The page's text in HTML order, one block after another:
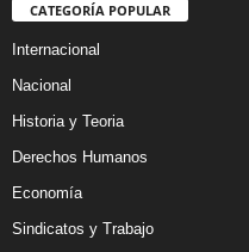
CATEGORÍA POPULAR
Internacional
Nacional
Historia y Teoria
Derechos Humanos
Economía
Sindicatos y Trabajo